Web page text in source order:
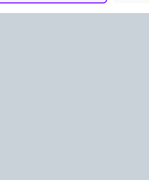
75010, France